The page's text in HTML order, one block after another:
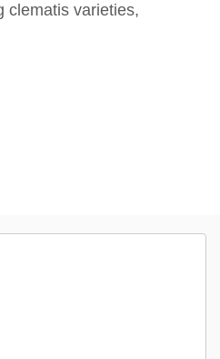
clematis varieties,